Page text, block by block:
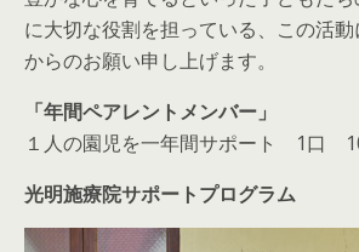
に大切な役割を担っている、この活
からのお願い申し上げます。
「年間ペアレントメンバー」
１人の園児を一年間サポート 1口
光明施療院サポートプログラム